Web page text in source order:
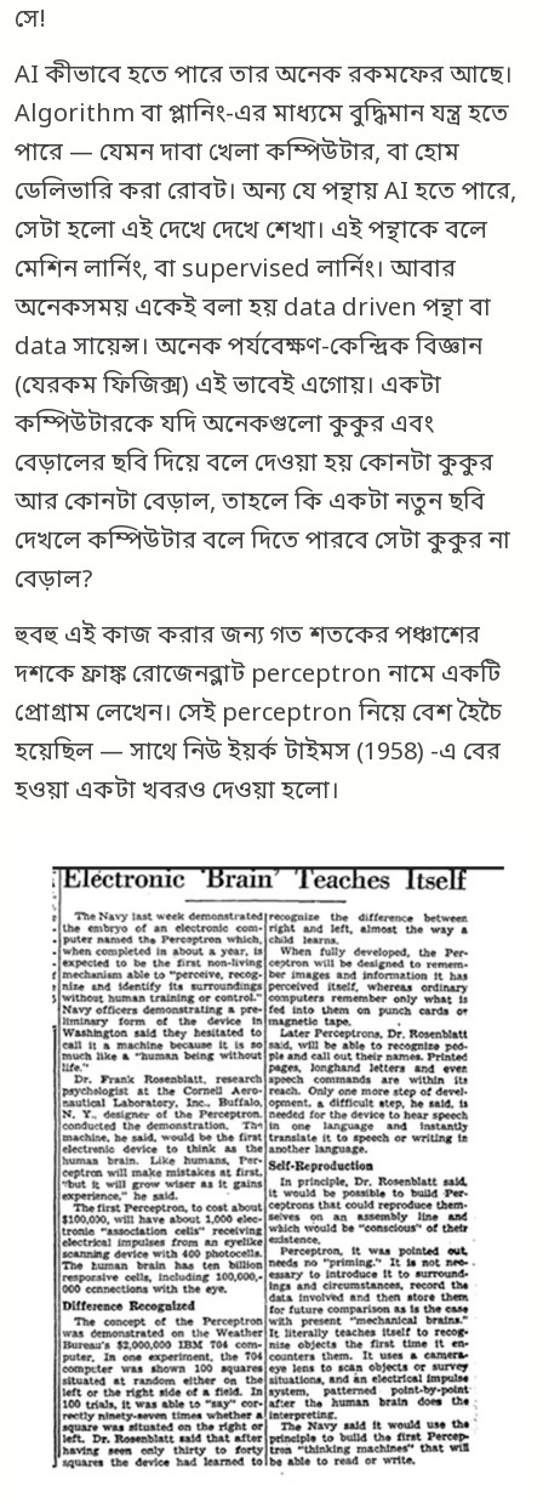
সে!
AI কীভাবে হতে পারে তার অনেক রকমফের আছে।
Algorithm বা প্লানিং-এর মাধ্যমে বুদ্ধিমান যন্ত্র হতে
পারে — যেমন দাবা খেলা কম্পিউটার, বা হোম
ডেলিভারি করা রোবট। অন্য যে পন্থায় AI হতে পারে,
সেটা হলো এই দেখে দেখে শেখা। এই পন্থাকে বলে
মেশিন লার্নিং, বা supervised লার্নিং। আবার
অনেকসময় একেই বলা হয় data driven পন্থা বা
data সায়েন্স। অনেক পর্যবেক্ষণ-কেন্দ্রিক বিজ্ঞান
(যেরকম ফিজিক্স) এই ভাবেই এগোয়। একটা
কম্পিউটারকে যদি অনেকগুলো কুকুর এবং
বেড়ালের ছবি দিয়ে বলে দেওয়া হয় কোনটা কুকুর
আর কোনটা বেড়াল, তাহলে কি একটা নতুন ছবি
দেখলে কম্পিউটার বলে দিতে পারবে সেটা কুকুর না
বেড়াল?
হুবহু এই কাজ করার জন্য গত শতকের পঞ্চাশের
দশকে ফ্রাঙ্ক রোজেনব্লাট perceptron নামে একটি
প্রোগ্রাম লেখেন। সেই perceptron নিয়ে বেশ হৈচৈ
হয়েছিল — সাথে নিউ ইয়র্ক টাইমস (1958) -এ বের
হওয়া একটা খবরও দেওয়া হলো।